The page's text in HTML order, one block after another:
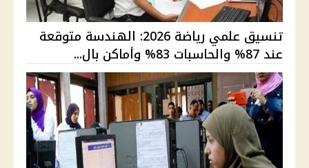
تنسيق علمي رياضة 2026: الهندسة متوقعة
عند 87% والحاسبات 83% وأماكن بال...